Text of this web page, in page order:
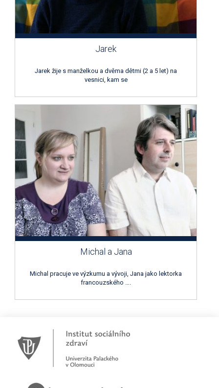
Jarek
Jarek žije s manželkou a dvěma dětmi (2 a 5 let) na
vesnici, kam se
Michal a Jana
Michal pracuje ve výzkumu a vývoji, Jana jako lektorka
francouzského ….